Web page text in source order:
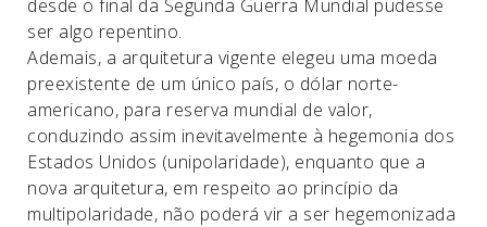
desde o final da Segunda Guerra Mundial pudesse
ser algo repentino.
Ademais, a arquitetura vigente elegeu uma moeda
preexistente de um único país, o dólar norte-
americano, para reserva mundial de valor,
conduzindo assim inevitavelmente à hegemonia dos
Estados Unidos (unipolaridade), enquanto que a
nova arquitetura, em respeito ao princípio da
multipolaridade, não poderá vir a ser hegemonizada